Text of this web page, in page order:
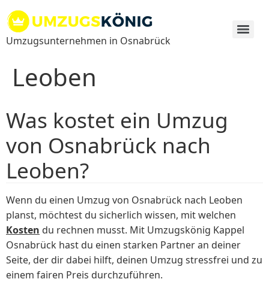
Inhalt
springen
Umzugsunternehmen in Osnabrück
Leoben
Was kostet ein Umzug
von Osnabrück nach
Leoben?
Wenn du einen Umzug von Osnabrück nach Leoben
planst, möchtest du sicherlich wissen, mit welchen
Kosten du rechnen musst. Mit Umzugskönig Kappel
Osnabrück hast du einen starken Partner an deiner
Seite, der dir dabei hilft, deinen Umzug stressfrei und zu
einem fairen Preis durchzuführen.